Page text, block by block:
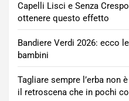
Capelli Lisci e Senza
ottenere questo effetto
Bandiere Verdi 2026: ecco
bambini
Tagliare sempre l’erba non
il retroscena che in pochi